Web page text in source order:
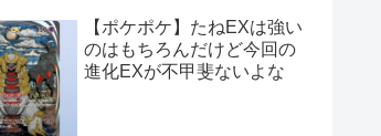
【ポケポケ】たねEXは強い
のはもちろんだけど今回の
進化EXが不甲斐ないよな